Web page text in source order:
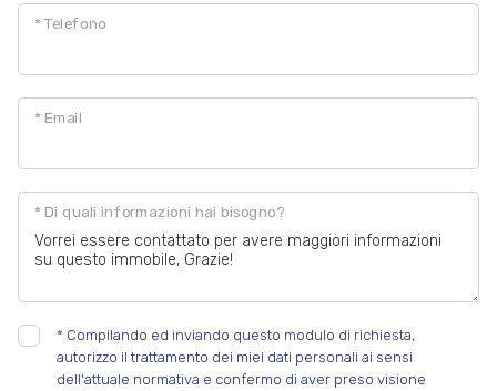
* Telefono
* Email
* Di quali informazioni hai bisogno?
* Compilando ed inviando questo modulo di richiesta,
autorizzo il trattamento dei miei dati personali ai sensi
dell'attuale normativa e confermo di aver preso visione
Lusso